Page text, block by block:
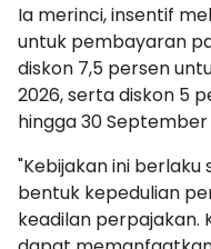
Ia merinci, insentif
untuk pembayaran
diskon 7,5 persen
2026, serta diskon 5
hingga 30 September
"Kebijakan ini berlaku
bentuk kepedulian
keadilan perpajakan.